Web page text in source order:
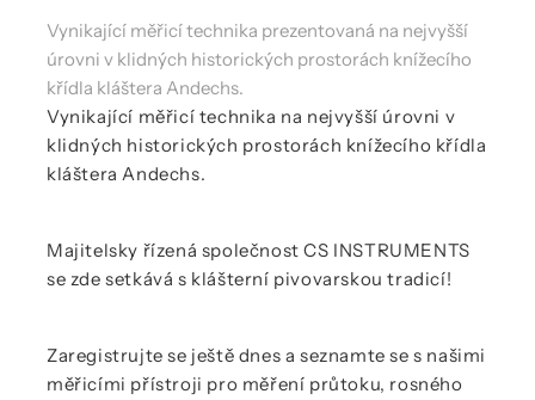
Vynikající měřicí technika prezentovaná na nejvyšší
úrovni v klidných historických prostorách knížecího
křídla kláštera Andechs.
Vynikající měřicí technika na nejvyšší úrovni v
klidných historických prostorách knížecího křídla
kláštera Andechs.
Majitelsky řízená společnost CS INSTRUMENTS
se zde setkává s klášterní pivovarskou tradicí!
Zaregistrujte se ještě dnes a seznamte se s našimi
měřicími přístroji pro měření průtoku, rosného